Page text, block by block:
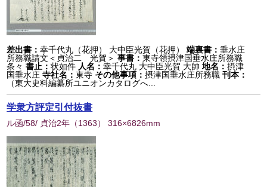
差出書：幸千代丸（花押） 大中臣光賀（花押） 端裏書：垂水庄
所務職請文＜貞治二 光賀＞ 事書：東寺領摂津国垂水庄所務職
条々書止：状如件 人名：幸千代丸 大中臣光賀 大帥 地名：摂津
国垂水庄 寺社名：東寺 その他事項：摂津国垂水庄所務職刊本：
（東大史料編纂所ユニオンカタログへ...
学衆方評定引付抜書
ル函/58/ 貞治2年 （1363） 316×6826mm